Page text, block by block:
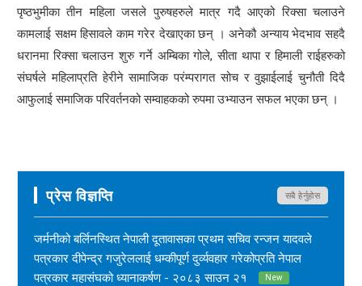
पृष्ठभुमीका तीन महिला जसले पुरुषहरुले मात्र गदै आएको रिक्सा चलाउने
कामलाई सक्षम हिसावले काम गरेर देखाएका छन् । अनेकौ अन्याय भेदभाव सहदै
धरानमा रिक्सा चलाउन शुरु गर्ने अम्बिका गोले, सीता थापा र हिमाली राईहरुको
संघर्षले महिलाप्रति हेरीने सामाजिक परंम्परागत सोच र वुझाईलाई चुनौती दिदै
आफुलाई समाजिक परिवर्तनको सम्वाहकको रुपमा उभ्याउन सफल भएका छन् ।
प्रेस विज्ञप्ति सबै हेर्नुहोस
जर्मनीको बर्लिनस्थित नेपाली दूतावासका प्रथम सचिव रन्जन यादवले
पत्रकार दीपेन्द्र गजुरेललाई धम्कीपूर्ण दुर्व्यवहार गरेकोप्रति नेपाल
पत्रकार महासंघको ध्यानाकर्षण - २०८३ साउन २१
New